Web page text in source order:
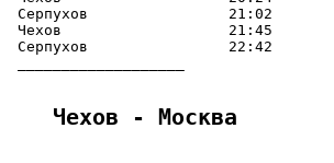
Серпухов                21:02
Чехов                   21:45
Серпухов                22:42
Чехов - Москва